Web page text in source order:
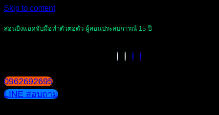
Skip to content
สอนยิงแอดจับมือทำตัวต่อตัว ผู้สอนประสบการณ์ 15 ปี
0962692695
LINE สอบถาม